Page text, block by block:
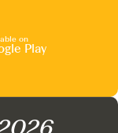
on
Play